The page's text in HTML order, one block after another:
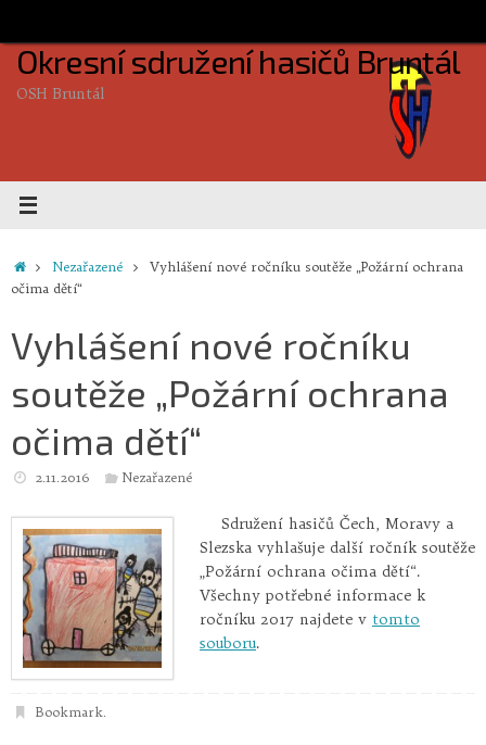
content
Okresní sdružení hasičů Bruntál
OSH Bruntál
HomeNezařazené
Vyhlášení nové ročníku soutěže „Požární ochrana
očima dětí“
Vyhlášení nové ročníku
soutěže „Požární ochrana
očima dětí“
2.11.2016 Nezařazené
Sdružení hasičů Čech, Moravy a
Slezska vyhlašuje další ročník soutěže
„Požární ochrana očima dětí“.
Všechny potřebné informace k
ročníku 2017 najdete v tomto
souboru.
Bookmark.